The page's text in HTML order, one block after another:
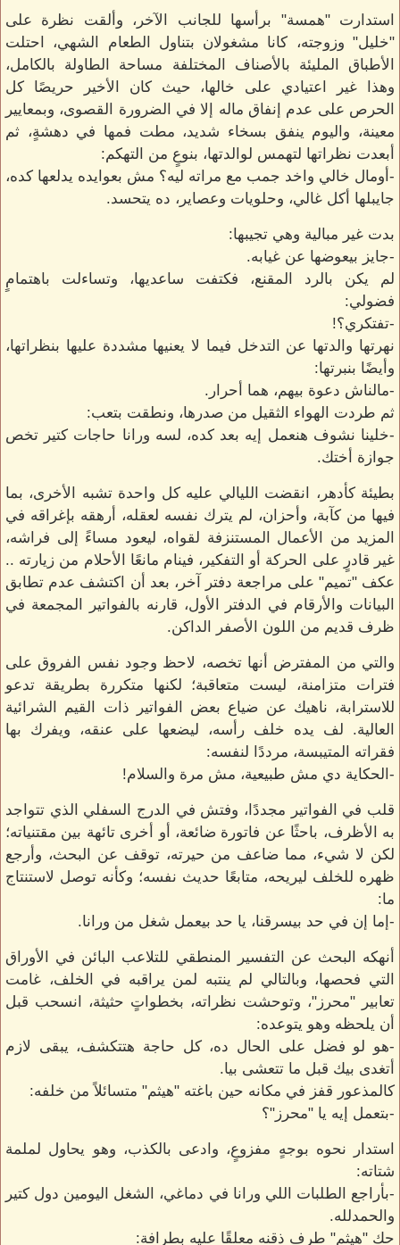
استدارت "همسة" برأسها للجانب الآخر، وألقت نظرة على
"خليل" وزوجته، كانا مشغولان بتناول الطعام الشهي، احتلت
الأطباق المليئة بالأصناف المختلفة مساحة الطاولة بالكامل،
وهذا غير اعتيادي على خالها، حيث كان الأخير حريصًا كل
الحرص على عدم إنفاق ماله إلا في الضرورة القصوى، وبمعايير
معينة، واليوم ينفق بسخاء شديد، مطت فمها في دهشةٍ، ثم
أبعدت نظراتها لتهمس لوالدتها، بنوعٍ من التهكم:
-أومال خالي واخد جمب مع مراته ليه؟ مش بعوايده يدلعها كده،
جايبلها أكل غالي، وحلويات وعصاير، ده يتحسد.
بدت غير مبالية وهي تجيبها:
-جايز بيعوضها عن غيابه.
لم يكن بالرد المقنع، فكتفت ساعديها، وتساءلت باهتمامٍ
فضولي:
-تفتكري؟!
نهرتها والدتها عن التدخل فيما لا يعنيها مشددة عليها بنظراتها،
وأيضًا بنبرتها:
-مالناش دعوة بيهم، هما أحرار.
ثم طردت الهواء الثقيل من صدرها، ونطقت بتعب:
-خلينا نشوف هنعمل إيه بعد كده، لسه ورانا حاجات كتير تخص
جوازة أختك.
بطيئة كأدهر، انقضت الليالي عليه كل واحدة تشبه الأخرى، بما
فيها من كآبة، وأحزان، لم يترك نفسه لعقله، أرهقه بإغراقه في
المزيد من الأعمال المستنزفة لقواه، ليعود مساءً إلى فراشه،
غير قادرٍ على الحركة أو التفكير، فينام مانعًا الأحلام من زيارته ..
عكف "تميم" على مراجعة دفتر آخر، بعد أن اكتشف عدم تطابق
البيانات والأرقام في الدفتر الأول، قارنه بالفواتير المجمعة في
ظرف قديم من اللون الأصفر الداكن.
والتي من المفترض أنها تخصه، لاحظ وجود نفس الفروق على
فترات متزامنة، ليست متعاقبة؛ لكنها متكررة بطريقة تدعو
للاسترابة، ناهيك عن ضياع بعض الفواتير ذات القيم الشرائية
العالية. لف يده خلف رأسه، ليضعها على عنقه، ويفرك بها
فقراته المتيبسة، مرددًا لنفسه:
-الحكاية دي مش طبيعية، مش مرة والسلام!
قلب في الفواتير مجددًا، وفتش في الدرج السفلي الذي تتواجد
به الأظرف، باحثًا عن فاتورة ضائعة، أو أخرى تائهة بين مقتنياته؛
لكن لا شيء، مما ضاعف من حيرته، توقف عن البحث، وأرجع
ظهره للخلف ليريحه، متابعًا حديث نفسه؛ وكأنه توصل لاستنتاج
ما:
-إما إن في حد بيسرقنا، يا حد بيعمل شغل من ورانا.
أنهكه البحث عن التفسير المنطقي للتلاعب البائن في الأوراق
التي فحصها، وبالتالي لم ينتبه لمن يراقبه في الخلف، غامت
تعابير "محرز"، وتوحشت نظراته، بخطواتٍ حثيثة، انسحب قبل
أن يلحظه وهو يتوعده:
-هو لو فضل على الحال ده، كل حاجة هتتكشف، يبقى لازم
أتغدى بيك قبل ما تتعشى بيا.
كالمذعور قفز في مكانه حين باغته "هيثم" متسائلاً من خلفه:
-بتعمل إيه يا "محرز"؟
استدار نحوه بوجهٍ مفزوعٍ، وادعى بالكذب، وهو يحاول لملمة
شتاته:
-بأراجع الطلبات اللي ورانا في دماغي، الشغل اليومين دول كتير
والحمدلله.
حك "هيثم" طرف ذقنه معلقًا عليه بطرافة: